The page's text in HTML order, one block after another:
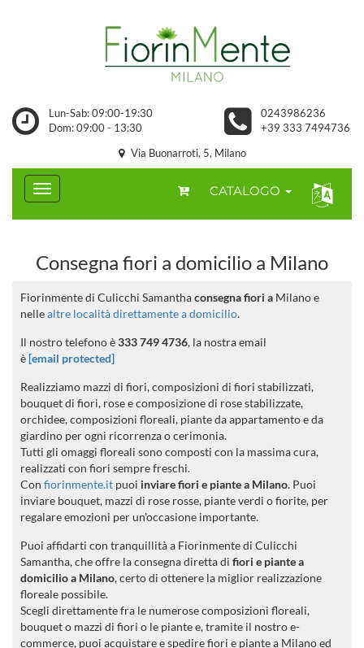
Lun-Sab: 09:00-19:30
Dom: 09:00 - 13:30
0243986236
+39 333 7494736
Via Buonarroti, 5, Milano
CATALOGO
Consegna fiori a domicilio a Milano
Fiorinmente di Culicchi Samanthaconsegna fiori a Milano e
nellealtre località direttamente a domicilio.
Il nostro telefono è333 749 4736, la nostra email
è[email protected]
Realizziamo mazzi di fiori, composizioni di fiori stabilizzati,
bouquet di fiori, rose e composizione di rose stabilizzate,
orchidee, composizioni floreali, piante da appartamento e da
giardino per ogni ricorrenza o cerimonia.
Tutti gli omaggi floreali sono composti con la massima cura,
realizzati con fiori sempre freschi.
Con fiorinmente.it puoi inviare fiori e piante a Milano. Puoi
inviare bouquet, mazzi di rose rosse, piante verdi o fiorite, per
regalare emozioni per un'occasione importante.
Puoi affidarti con tranquillità a Fiorinmente di Culicchi
Samantha, che offre la consegna diretta di fiori e piante a
domicilio a Milano, certo di ottenere la miglior realizzazione
floreale possibile.
Scegli direttamente fra le numerose composizioni floreali,
bouquet o mazzi di fiori o le piante e, tramite il nostro e-
commerce, puoi acquistare e spedire fiori e piante a Milano ed